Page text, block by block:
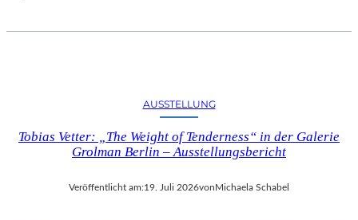
AUSSTELLUNG
Tobias Vetter: „The Weight of Tenderness“ in der Galerie
Grolman Berlin – Ausstellungsbericht
Veröffentlicht am:19. Juli 2026vonMichaela Schabel